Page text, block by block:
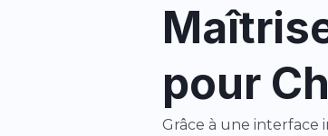
pour
Grâce à une interface